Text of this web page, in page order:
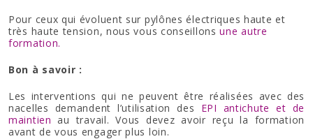
Pour ceux qui évoluent sur pylônes électriques haute et
très haute tension, nous vous conseillonsune autre
formation.
Bon à savoir :
Les interventions qui ne peuvent être réalisées avec des
nacelles demandent l’utilisation des EPI antichute et de
maintien au travail. Vous devez avoir reçu la formation
avant de vous engager plus loin.